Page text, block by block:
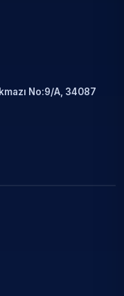
No:9/A, 34087